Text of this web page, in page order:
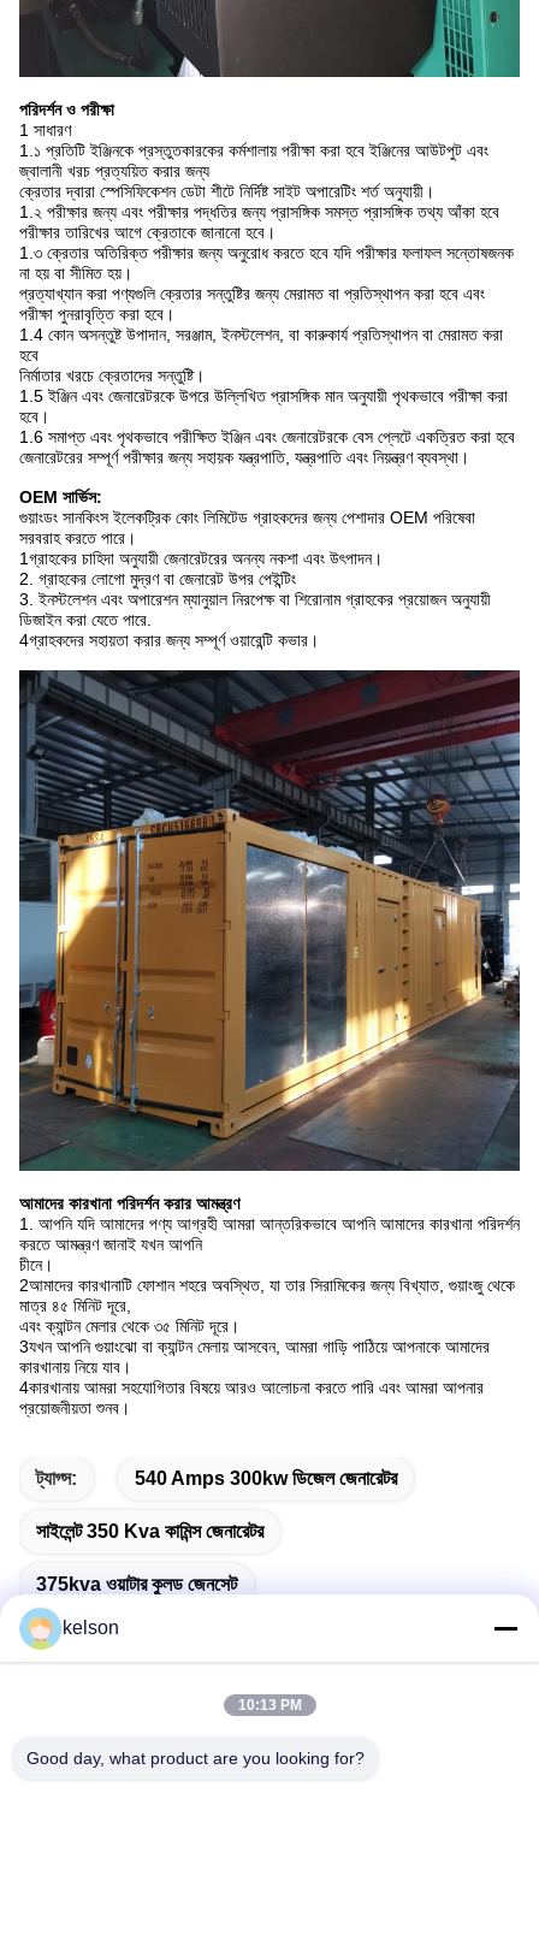
পরিদর্শন ও পরীক্ষা
1 সাধারণ
1.১ প্রতিটি ইঞ্জিনকে প্রস্তুতকারকের কর্মশালায় পরীক্ষা করা হবে ইঞ্জিনের আউটপুট এবং
জ্বালানী খরচ প্রত্যয়িত করার জন্য
ক্রেতার দ্বারা স্পেসিফিকেশন ডেটা শীটে নির্দিষ্ট সাইট অপারেটিং শর্ত অনুযায়ী।
1.২ পরীক্ষার জন্য এবং পরীক্ষার পদ্ধতির জন্য প্রাসঙ্গিক সমস্ত প্রাসঙ্গিক তথ্য আঁকা হবে
পরীক্ষার তারিখের আগে ক্রেতাকে জানানো হবে।
1.৩ ক্রেতার অতিরিক্ত পরীক্ষার জন্য অনুরোধ করতে হবে যদি পরীক্ষার ফলাফল সন্তোষজনক
না হয় বা সীমিত হয়।
প্রত্যাখ্যান করা পণ্যগুলি ক্রেতার সন্তুষ্টির জন্য মেরামত বা প্রতিস্থাপন করা হবে এবং
পরীক্ষা পুনরাবৃত্তি করা হবে।
1.4 কোন অসন্তুষ্ট উপাদান, সরঞ্জাম, ইনস্টলেশন, বা কারুকার্য প্রতিস্থাপন বা মেরামত করা
হবে
নির্মাতার খরচে ক্রেতাদের সন্তুষ্টি।
1.5 ইঞ্জিন এবং জেনারেটরকে উপরে উল্লিখিত প্রাসঙ্গিক মান অনুযায়ী পৃথকভাবে পরীক্ষা করা
হবে।
1.6 সমাপ্ত এবং পৃথকভাবে পরীক্ষিত ইঞ্জিন এবং জেনারেটরকে বেস প্লেটে একত্রিত করা হবে
জেনারেটরের সম্পূর্ণ পরীক্ষার জন্য সহায়ক যন্ত্রপাতি, যন্ত্রপাতি এবং নিয়ন্ত্রণ ব্যবস্থা।
OEM সার্ভিস:
গুয়াংডং সানকিংস ইলেকট্রিক কোং লিমিটেড গ্রাহকদের জন্য পেশাদার OEM পরিষেবা
সরবরাহ করতে পারে।
1গ্রাহকের চাহিদা অনুযায়ী জেনারেটরের অনন্য নকশা এবং উৎপাদন।
2. গ্রাহকের লোগো মুদ্রণ বা জেনারেট উপর পেইন্টিং
3. ইনস্টলেশন এবং অপারেশন ম্যানুয়াল নিরপেক্ষ বা শিরোনাম গ্রাহকের প্রয়োজন অনুযায়ী
ডিজাইন করা যেতে পারে.
4গ্রাহকদের সহায়তা করার জন্য সম্পূর্ণ ওয়ারেন্টি কভার।
আমাদের কারখানা পরিদর্শন করার আমন্ত্রণ
1. আপনি যদি আমাদের পণ্য আগ্রহী আমরা আন্তরিকভাবে আপনি আমাদের কারখানা পরিদর্শন
করতে আমন্ত্রণ জানাই যখন আপনি
চীনে।
2আমাদের কারখানাটি ফোশান শহরে অবস্থিত, যা তার সিরামিকের জন্য বিখ্যাত, গুয়াংজু থেকে
মাত্র ৪৫ মিনিট দূরে,
এবং ক্যান্টন মেলার থেকে ৩৫ মিনিট দূরে।
3যখন আপনি গুয়াংঝো বা ক্যান্টন মেলায় আসবেন, আমরা গাড়ি পাঠিয়ে আপনাকে আমাদের
কারখানায় নিয়ে যাব।
4কারখানায় আমরা সহযোগিতার বিষয়ে আরও আলোচনা করতে পারি এবং আমরা আপনার
প্রয়োজনীয়তা শুনব।
ট্যাগ্স: 540 Amps 300kw ডিজেল জেনারেটর
সাইলেন্ট 350 Kva কামিন্স জেনারেটর
375kva ওয়াটার কুলড জেনসেট
kelson
10:13 PM
Good day, what product are you looking for?